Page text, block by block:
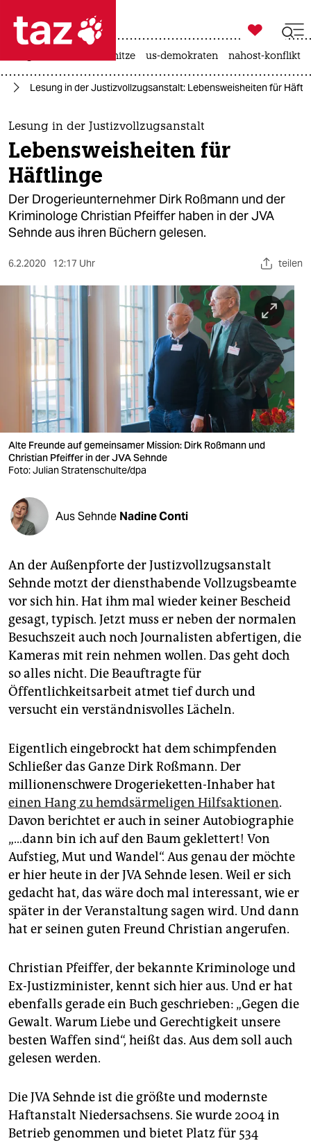
 taz zahl ich
taz zahl ich
themen
politik
öko
gesellschaft
sport
nord
wahrheit
verlag
verlag
veranstaltungen
fragen & hilfe
abo
genossenschaft
epaper login

taz zahl ich
hitze us-demokraten nahost-konflikt
Lesung in der Justizvollzugsanstalt: Lebensweisheiten für
Lesung in der Justizvollzugsanstalt
Lebensweisheiten für
Häftlinge
Der Drogerieunternehmer Dirk Roßmann und der
Kriminologe Christian Pfeiffer haben in der JVA
Sehnde aus ihren Büchern gelesen.
6.2.2020 12:17 Uhr teilen
Alte Freunde auf gemeinsamer Mission: Dirk Roßmann und
Christian Pfeiffer in der JVA Sehnde
Foto: Julian Stratenschulte/dpa
Aus Sehnde Nadine Conti
An der Außenpforte der Justizvollzugsanstalt
Sehnde motzt der diensthabende Vollzugsbeamte
vor sich hin. Hat ihm mal wieder keiner Bescheid
gesagt, typisch. Jetzt muss er neben der normalen
Besuchszeit auch noch Journalisten abfertigen, die
Kameras mit rein nehmen wollen. Das geht doch
so alles nicht. Die Beauftragte für
Öffentlichkeitsarbeit atmet tief durch und
versucht ein verständnisvolles Lächeln.
Eigentlich eingebrockt hat dem schimpfenden
Schließer das Ganze Dirk Roßmann. Der
millionenschwere Drogerieketten-Inhaber hat
einen Hang zu hemdsärmeligen Hilfsaktionen.
Davon berichtet er auch in seiner Autobiographie
„…dann bin ich auf den Baum geklettert! Von
Aufstieg, Mut und Wandel“. Aus genau der möchte
er hier heute in der JVA Sehnde lesen. Weil er sich
gedacht hat, das wäre doch mal interessant, wie er
später in der Veranstaltung sagen wird. Und dann
hat er seinen guten Freund Christian angerufen.
Christian Pfeiffer, der bekannte Kriminologe und
Ex-Justizminister, kennt sich hier aus. Und er hat
ebenfalls gerade ein Buch geschrieben: „Gegen die
Gewalt. Warum Liebe und Gerechtigkeit unsere
besten Waffen sind“, heißt das. Aus dem soll auch
gelesen werden.
Die JVA Sehnde ist die größte und modernste
Haftanstalt Niedersachsens. Sie wurde 2004 in
Betrieb genommen und bietet Platz für 534